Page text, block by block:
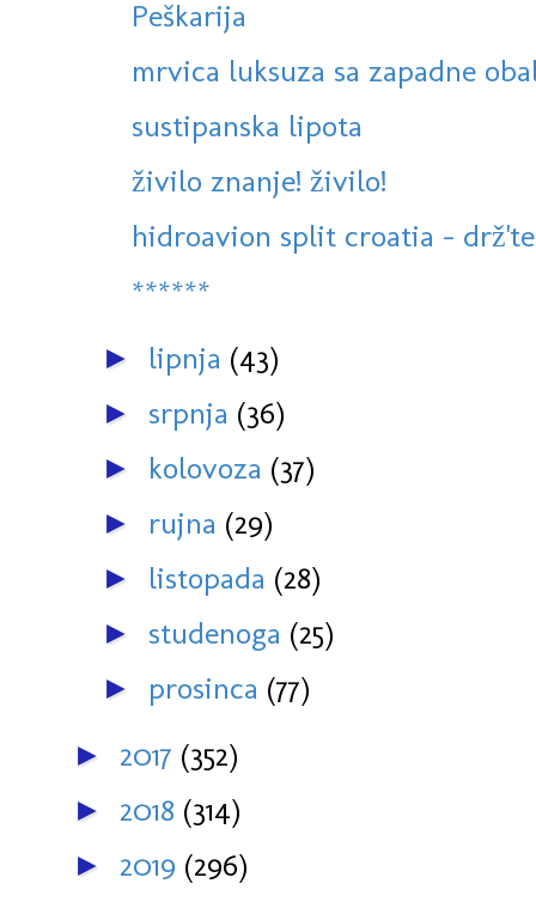
Peškarija
mrvica luksuza sa zapadne
sustipanska lipota
živilo znanje! živilo!
hidroavion split croatia - drž'te
******
► lipnja (43)
► srpnja (36)
► kolovoza (37)
► rujna (29)
► listopada (28)
► studenoga (25)
► prosinca (77)
► 2017 (352)
► 2018 (314)
► 2019 (296)